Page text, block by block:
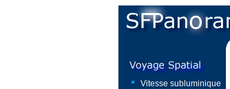
Vitesse subluminique